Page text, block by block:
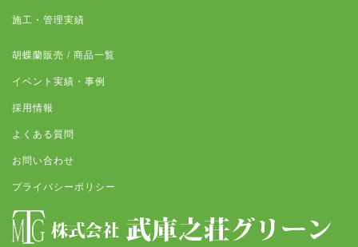
施工・管理実績
胡蝶蘭販売 / 商品一覧
イベント実績・事例
採用情報
よくある質問
お問い合わせ
プライバシーポリシー